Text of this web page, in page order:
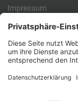
Impressum
Allgemeine